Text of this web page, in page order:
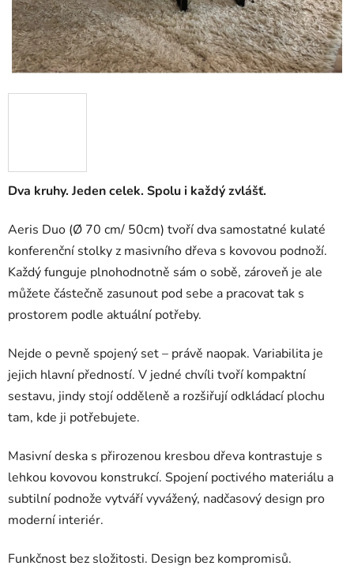
Dva kruhy. Jeden celek. Spolu i každý zvlášť.
Aeris Duo (Ø 70 cm/ 50cm) tvoří dva samostatné kulaté
konferenční stolky z masivního dřeva s kovovou podnoží.
Každý funguje plnohodnotně sám o sobě, zároveň je ale
můžete částečně zasunout pod sebe a pracovat tak s
prostorem podle aktuální potřeby.
Nejde o pevně spojený set – právě naopak. Variabilita je
jejich hlavní předností. V jedné chvíli tvoří kompaktní
sestavu, jindy stojí odděleně a rozšiřují odkládací plochu
tam, kde ji potřebujete.
Masivní deska s přirozenou kresbou dřeva kontrastuje s
lehkou kovovou konstrukcí. Spojení poctivého materiálu a
subtilní podnože vytváří vyvážený, nadčasový design pro
moderní interiér.
Funkčnost bez složitosti. Design bez kompromisů.